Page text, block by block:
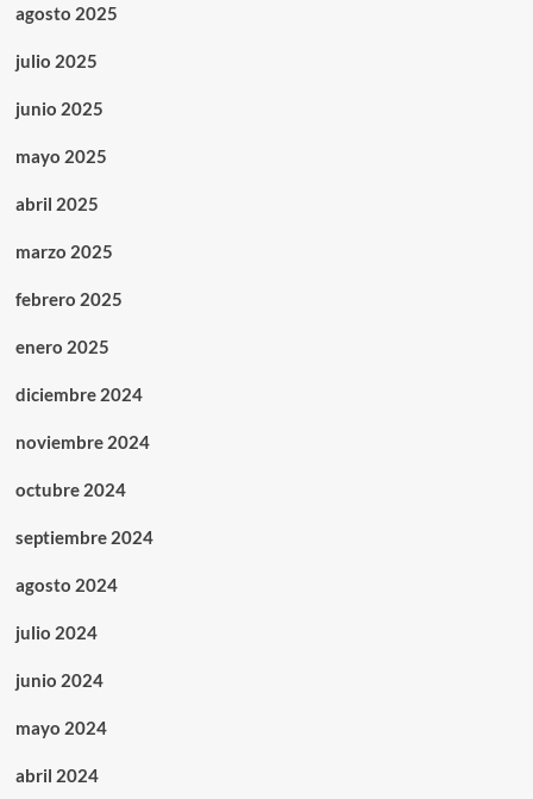
agosto 2025
julio 2025
junio 2025
mayo 2025
abril 2025
marzo 2025
febrero 2025
enero 2025
diciembre 2024
noviembre 2024
octubre 2024
septiembre 2024
agosto 2024
julio 2024
junio 2024
mayo 2024
abril 2024